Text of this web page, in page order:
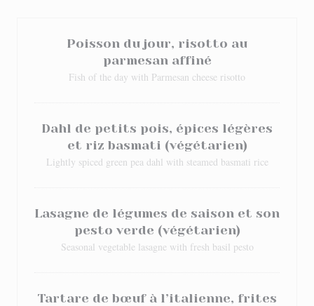
Poisson du jour, risotto au
parmesan affiné
Fish of the day with Parmesan cheese risotto
Dahl de petits pois, épices légères
et riz basmati (végétarien)
Lightly spiced green pea dahl with steamed basmati rice
Lasagne de légumes de saison et son
pesto verde (végétarien)
Seasonal vegetable lasagne with fresh basil pesto
Tartare de bœuf à l’italienne, frites